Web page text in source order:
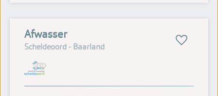
Afwasser
Scheldeoord - Baarland